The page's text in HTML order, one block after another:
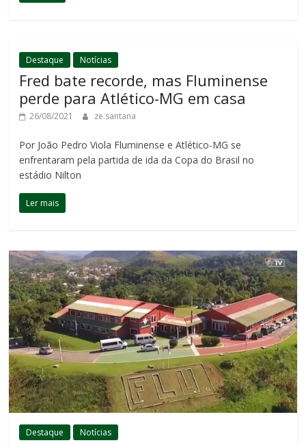
Destaque Notícias
Fred bate recorde, mas Fluminense
perde para Atlético-MG em casa
26/08/2021 ze.santana
Por João Pedro Viola Fluminense e Atlético-MG se
enfrentaram pela partida de ida da Copa do Brasil no
estádio Nilton
Ler mais
Destaque Notícias